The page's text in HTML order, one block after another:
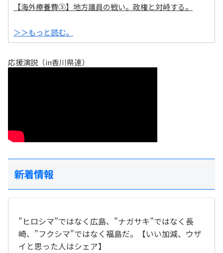
【海外療養費③】地方議員の戦い。政権と対峙する。
＞＞もっと読む。
応援演説（in香川県連）
新着情報
”ヒロシマ”ではなく広島、”ナガサキ”ではなく長
崎、”フクシマ”ではなく福島だ。【いい加減、ウザ
イと思った人はシェア】